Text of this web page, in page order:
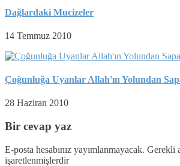
Dağlardaki Mucizeler
14 Temmuz 2010
Çoğunluğa Uyanlar Allah'ın Yolundan
28 Haziran 2010
Bir cevap yaz
E-posta hesabınız yayımlanmayacak. Gerekli
işaretlenmişlerdir